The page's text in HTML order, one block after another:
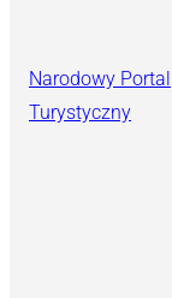
Narodowy Portal
Turystyczny